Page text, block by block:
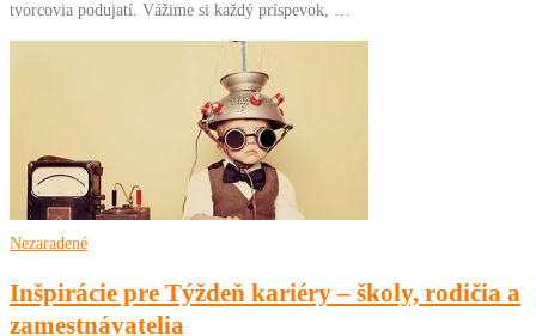
tvorcovia podujatí. Vážime si každý príspevok, …
Nezaradené
Inšpirácie pre Týždeň kariéry – školy, rodičia a
zamestnávatelia